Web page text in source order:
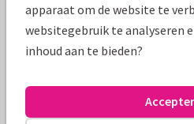
apparaat om de website te
websitegebruik te analyseren
inhoud aan te bieden?